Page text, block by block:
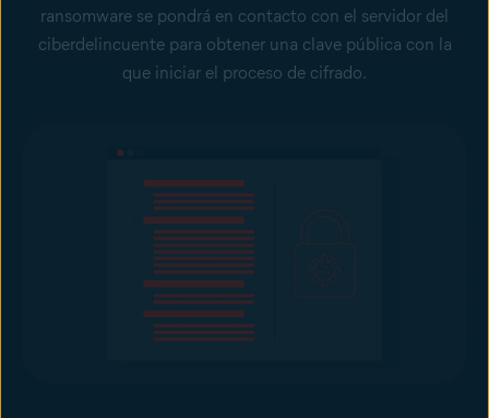
ransomware se pondrá en contacto con el servidor del
ciberdelincuente para obtener una clave pública con la
que iniciar el proceso de cifrado.